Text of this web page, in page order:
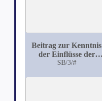
Beitrag zur Kenntnis
der Einflüsse der
Trächtigkeit und des
SB/3/#